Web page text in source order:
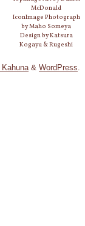
Kahuna& WordPress.
McDonald
IconImage Photograph
by Maho Someya
Design by Katsura
Kogayu & Rugeshi